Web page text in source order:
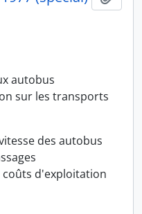
autobus
sur les transports
des autobus
d'exploitation